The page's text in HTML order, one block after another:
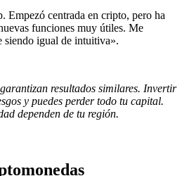
Empezó centrada en cripto, pero ha
funciones muy útiles. Me
siendo igual de intuitiva».
resultados similares. Invertir
y puedes perder todo tu capital.
dependen de tu región.